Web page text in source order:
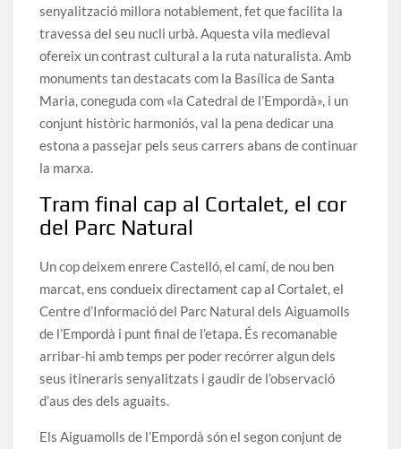
senyalització millora notablement, fet que facilita la
travessa del seu nucli urbà. Aquesta vila medieval
ofereix un contrast cultural a la ruta naturalista. Amb
monuments tan destacats com la Basílica de Santa
Maria, coneguda com «la Catedral de l’Empordà», i un
conjunt històric harmoniós, val la pena dedicar una
estona a passejar pels seus carrers abans de continuar
la marxa.
Tram final cap al Cortalet, el cor
del Parc Natural
Un cop deixem enrere Castelló, el camí, de nou ben
marcat, ens condueix directament cap al Cortalet, el
Centre d’Informació del Parc Natural dels Aiguamolls
de l’Empordà i punt final de l’etapa. És recomanable
arribar-hi amb temps per poder recórrer algun dels
seus itineraris senyalitzats i gaudir de l’observació
d’aus des dels aguaits.
Els Aiguamolls de l’Empordà són el segon conjunt de